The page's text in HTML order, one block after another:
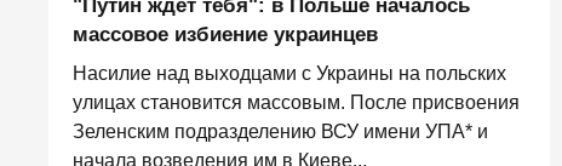
"Путин ждет тебя": в Польше началось
массовое избиение украинцев
Насилие над выходцами с Украины на польских
улицах становится массовым. После присвоения
Зеленским подразделению ВСУ имени УПА* и
начала возведения им в Киеве...